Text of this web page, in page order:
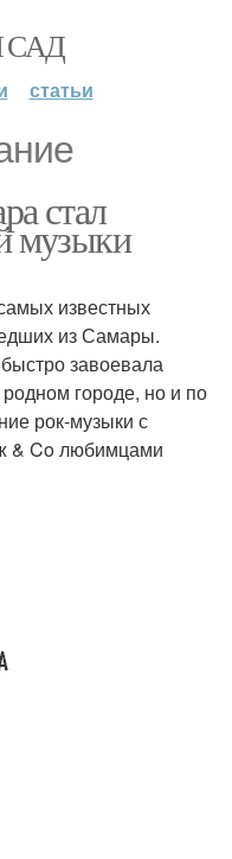
САД
статьи
стал
музыки
известных
из Самары.
завоевала
городе, но и по
рок-музыки с
& Co любимцами